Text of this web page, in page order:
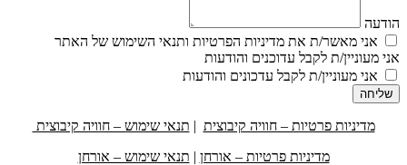
הודעה
אני מאשר/ת את מדיניות הפרטיות ותנאי השימוש של האתר
אני מעוניין/ת לקבל עדוכנים והודעות
אני מעוניין/ת לקבל עדכונים והודעות
שליחה
מדיניות פרטיות – חוויה קיבוצית | תנאי שימוש – חוויה קיבוצית
מדיניות פרטיות – אורחן | תנאי שימוש – אורחן